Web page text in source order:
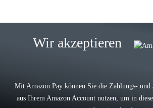
Lieferung,
Wir akzeptieren
Mit Amazon Pay können Sie die Zahlungs- und
aus Ihrem Amazon Account nutzen, um in